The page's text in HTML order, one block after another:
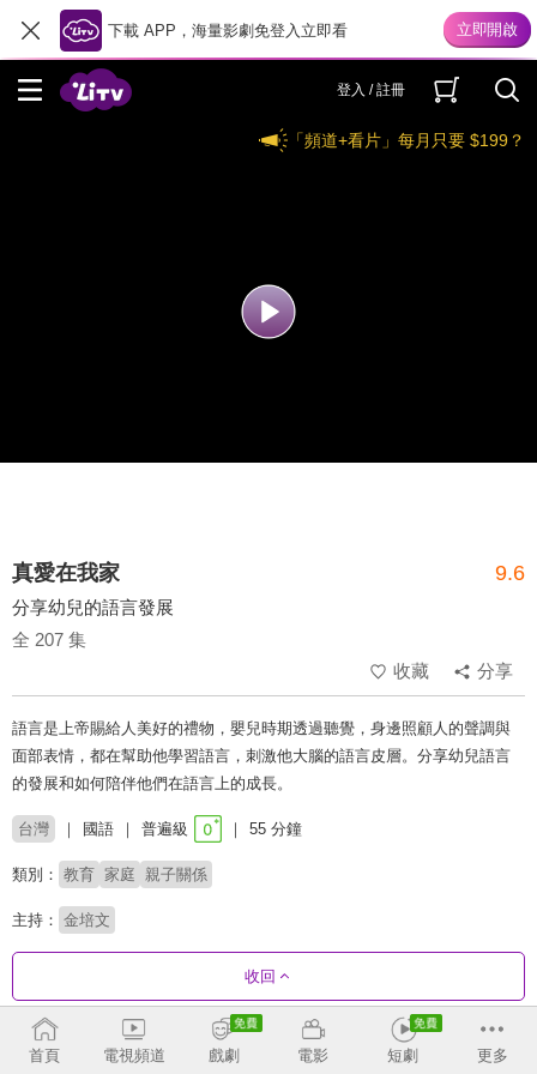
下載 APP，海量影劇免登入立即看
登入 / 註冊
「頻道+看片」每月只要 $199？
真愛在我家 9.6
分享幼兒的語言發展
全 207 集
收藏
分享
語言是上帝賜給人美好的禮物，嬰兒時期透過聽覺，身邊照顧人的聲調與
面部表情，都在幫助他學習語言，刺激他大腦的語言皮層。分享幼兒語言
的發展和如何陪伴他們在語言上的成長。
台灣 國語 普遍級 55 分鐘
類別： 教育 家庭 親子關係
主持： 金培文
收回
劇集列表 反序
首頁 電視頻道 戲劇 電影 短劇 更多